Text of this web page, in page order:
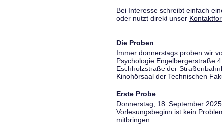
Bei Interesse schreibt einfach
oder nutzt direkt unser
Die Proben
Immer donnerstags proben wir
Psychologie Engelbergerstraße
Eschholzstraße der
Kinohörsaal der Technischen
Erste Probe
Donnerstag, 18. September
Vorlesungsbeginn ist kein
mitbringen.